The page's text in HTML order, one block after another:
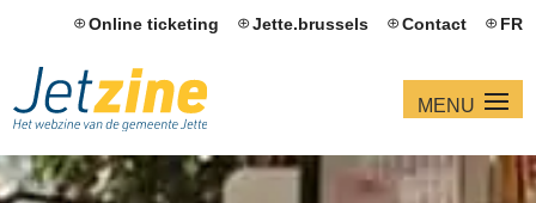
Online ticketing Jette.brussels Contact FR